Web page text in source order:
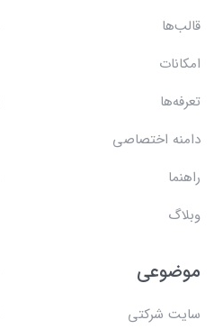
قالب‌ها
امکانات
تعرفه‌ها
دامنه اختصاصی
راهنما
وبلاگ
موضوعی
سایت شرکتی